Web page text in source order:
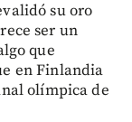
su oro
ser un
que
en Finlandia
olímpica de